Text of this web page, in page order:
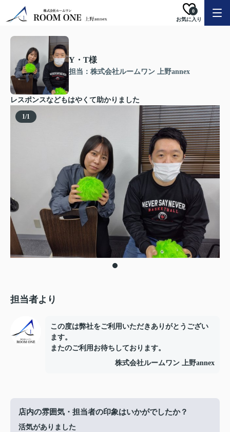
お気に入り
0
Y・T様
担当：株式会社ルームワン 上野annex
レスポンスなどもはやくて助かりました
1/1
担当者より
この度は弊社をご利用いただきありがとうござい
ます。
またのご利用お待ちしております。
株式会社ルームワン 上野annex
店内の雰囲気・担当者の印象はいかがでしたか？
活気がありました